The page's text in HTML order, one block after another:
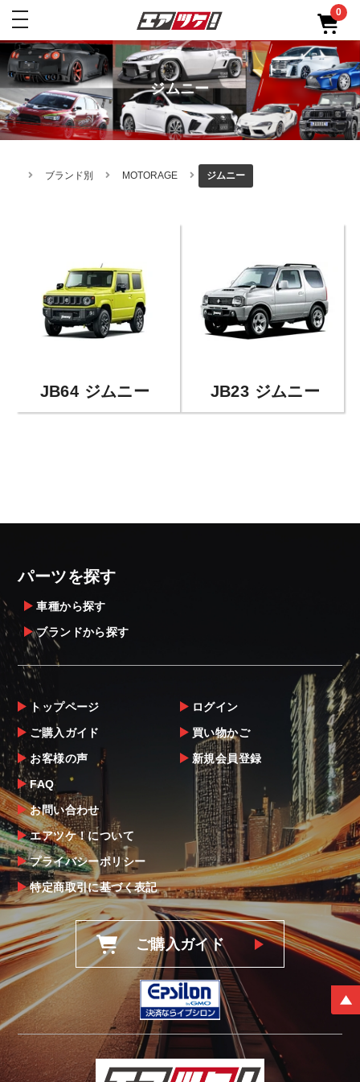
toggle
0
ジムニー
ブランド別 MOTORAGE ジムニー
JB64 ジムニー JB23 ジムニー
パーツを探す
車種から探す
ブランドから探す
トップページ
ご購入ガイド
お客様の声
FAQ
お問い合わせ
エアツケ！について
プライバシーポリシー
特定商取引に基づく表記
ログイン
買い物かご
新規会員登録
ご購入ガイド